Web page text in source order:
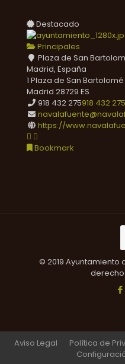
Destacado
Principales
Plaza de San
Madrid, España
1 Plaza de San Bartolomé
Madrid 28729 ES
918 432 275918 432 275
https://
Bookmark
© 2019 Ayuntamiento
Aviso Legal Política de